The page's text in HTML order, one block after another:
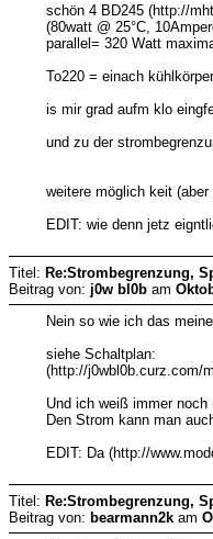
schön 4 BD245 (http://
(80watt @ 25°C,
parallel= 320 Watt
To220 = einach
is mir grad aufm klo
und zu der
weitere möglich keit
EDIT: wie denn jetz
Titel: Re:Strombegrenzung,
Beitrag von: j0w bl0b am
Nein so wie ich das
siehe Schaltplan:
(http://j0wbl0b.curz.com/
Und ich weiß immer
Den Strom kann man
EDIT: Da (http://
Titel: Re:Strombegrenzung,
Beitrag von: bearmann2k am